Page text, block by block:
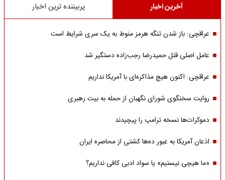
آخرین اخبار پربیننده ترین اخبار
عراقچی: باز شدن تنگه هرمز منوط به یک سری شرایط است
عامل اصلی قتل حمیدرضا رجب‌زاده دستگیر شد
عراقچی: اکنون هیچ مذاکره‌ای با آمریکا نداریم
روایت سخنگوی شورای نگهبان از حمله به بیت رهبری
دموکرات‌ها نسخه ترامپ را پیچیدند
اذعان آمریکا به عبور ده‌ها کشتی از محاصره ایران
«ما هیچی نیستیم» یا سواد ادبی کافی نداریم؟